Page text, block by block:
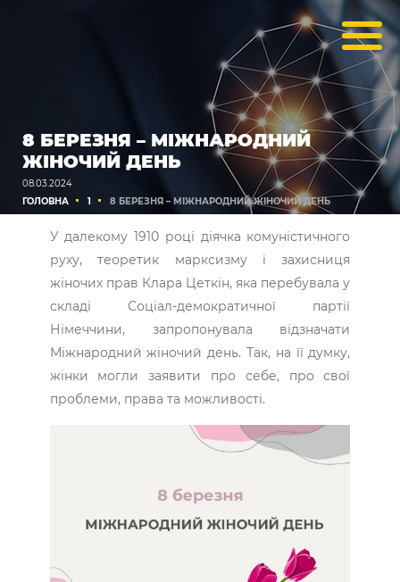
8 БЕРЕЗНЯ – МІЖНАРОДНИЙ
ЖІНОЧИЙ ДЕНЬ
08.03.2024
ГОЛОВНА
1 8 БЕРЕЗНЯ – МІЖНАРОДНИЙ ЖІНОЧИЙ ДЕНЬ
У далекому 1910 році діячка комуністичного
руху, теоретик марксизму і захисниця
жіночих прав Клара Цеткін, яка перебувала у
складі Соціал-демократичної партії
Німеччини, запропонувала відзначати
Міжнародний жіночий день. Так, на її думку,
жінки могли заявити про себе, про свої
проблеми, права та можливості.